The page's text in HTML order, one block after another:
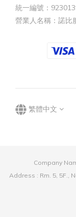
統一編號：
營業人名稱：諾比
繁體中文
Company
Address : Rm. 5, 5F.,